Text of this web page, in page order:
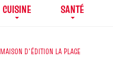
CUISINE SANTÉ
MAISON D'ÉDITION LA PLAGE